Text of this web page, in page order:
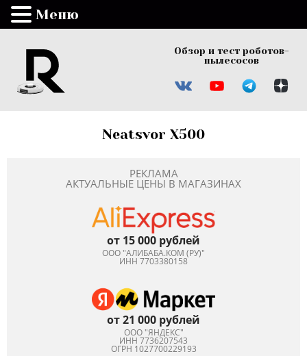
Обзор и тест роботов-
пылесосов
Neatsvor X500
РЕКЛАМА
АКТУАЛЬНЫЕ ЦЕНЫ В МАГАЗИНАХ
от 15 000 рублей
ООО "АЛИБАБА.КОМ (РУ)"
ИНН 7703380158
от 21 000 рублей
ООО "ЯНДЕКС"
ИНН 7736207543
ОГРН 1027700229193
Меню